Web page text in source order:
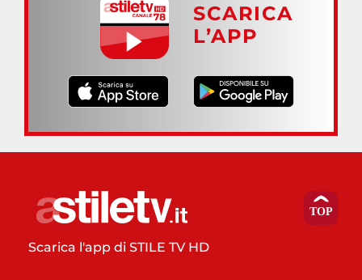
SCARICA
L’APP
Scarica l'app di STILE TV HD